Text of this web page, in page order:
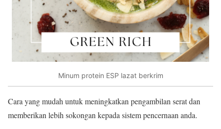
Minum protein ESP lazat berkrim
Cara yang mudah untuk meningkatkan pengambilan serat dan
memberikan lebih sokongan kepada sistem pencernaan anda.